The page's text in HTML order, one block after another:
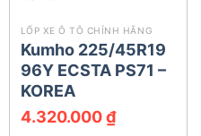
LỐP XE Ô TÔ CHÍNH HÃNG
Kumho 225/45R19
96Y ECSTA PS71 –
KOREA
4.320.000₫